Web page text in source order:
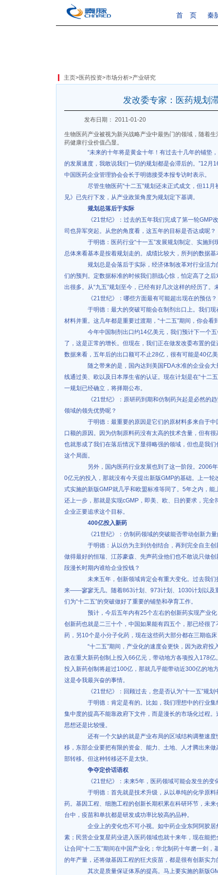
首 页 秦
主页>医药投资>市场分析>产业研究
发改委专家：医药规划
发布日期： 2011-01-20
生物医药产业被视为新兴战略产业中最热门的领域，随着
药健康行业价值凸显。
“未来的十年将是黄金十年！有过去十几年的铺垫，
的发展速度，我敢说我们一切的规划都是会滞后的。”12月
中国医药企业管理协会会长于明德接受本报专访时表示。
尽管生物医药“十二五”规划还未正式成文，但11月
见》已先行下发，从产业政策角度为规划定下基调。
规划总落后于实际
《21世纪》：过去的五年我们完成了第一轮GMP
司也异军突起。从您的角度看，这五年的目标是否达成呢？
于明德：医药行业“十一五”发展规划制定、实施到
总体来看基本是按着规划走的。成绩比较大，所列的数据
规划总是会落后于实际，经济体制改革对行业活力
们的预判。定数据标准的时候我们胆战心惊，怕定高了之
出很多。从“九五”规划至今，已经有好几次这样的经历了。
《21世纪》：哪些方面最有可能超出现在的预估？
于明德：最大的突破可能会在制剂出口上。我们现
材料并重。这几年都是重要过渡期，“十二五”期间，你会看
今年中国制剂出口约14亿美元，我们预计下一个五
了，这是正常的增长。但现在，我们正在做发改委布置的
数据来看，五年后的出口额可不止28亿，很有可能是40亿
随之带来的是，国内达到美国FDA水准的企业会大
线通过美、欧以及日本厚生省的认证。现在计划是在“十二
一规划已经确立，将择期公布。
《21世纪》：原研药到期和仿制药兴起是必然的趋
领域的领先优势呢？
于明德：最重要的原因是它们的原材料多来自于中
口额的原因。因为仿制原料药没有太高的技术含量，但有
也就形成了我们在落后情况下显得略强的领域，但也是我
这个局面。
另外，国内医药行业发展也到了这一阶段。2006年
0亿元的投入，那就没有今天提出新版GMP的基础。上一
式实施的新版GMP就几乎和欧盟标准等同了。5年之内，
还上一步，那就是实现cGMP，即美、欧、日的要求，完
企业正要追求这个目标。
400亿投入新药
《21世纪》：仿制药领域的突破能否带动创新力量
于明德：从以仿为主到仿创结合，再到完全自主创
做得最好的恒瑞、江苏豪森、先声药业他们也不敢说只做
段漫长时期内谁给企业投钱？
未来五年，创新领域肯定会有重大变化。过去我们
来——寥寥无几。随着863计划、973计划、1030计划以及
们为“十二五”的突破做好了重要的铺垫和孕育工作。
预计，今后五年内有25个左右的创新药实现产业化
创新药也就是二三十个，中国如果能有四五个，那已经很
药，另10个是小分子化药，现在这些药大部分都在三期临
“十二五”期间，产业化的速度会更快，因为政府投
政在重大新药创制上投入66亿元，带动地方各项投入178
投入新药创制将超过100亿，那就几乎能带动近300亿的地
这是令我最兴奋的事情。
《21世纪》：回顾过去，您是否认为“十一五”规划
于明德：肯定是有的。比如，我们理想中的行业集
集中度的提高不能靠政府下文件，而是漫长的市场化过程
思想还是比较慢。
还有一个欠缺的就是产业布局的区域结构调整速度
移，东部企业要把有限的资金、能力、土地、人才腾出来
部转移。但这种转移还不是太快。
争夺定价话语权
《21世纪》：未来5年，医药领域可能会发生的变
于明德：首先就是技术升级，从以单纯的化学原料
药。基因工程、细胞工程的创新长期积累在科研环节，未
台中，疫苗和单抗都是研发成功率比较高的品种。
企业上的变化也不可小视。如中药企业东阿阿胶居
素；民营企业复星药业进入医药领域也就十来年，现在能
让合同“十二五”期间在中国产业化；华北制药十年磨一剑
的年产量，还将做基因工程的狂犬疫苗，都是很有创新实力
其次是质量保证体系的提高。马上要实施的新版